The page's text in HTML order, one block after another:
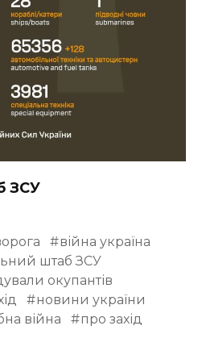
ЗСУ
війна україна
штаб ЗСУ
окупантів
новини україни
війна
про захід